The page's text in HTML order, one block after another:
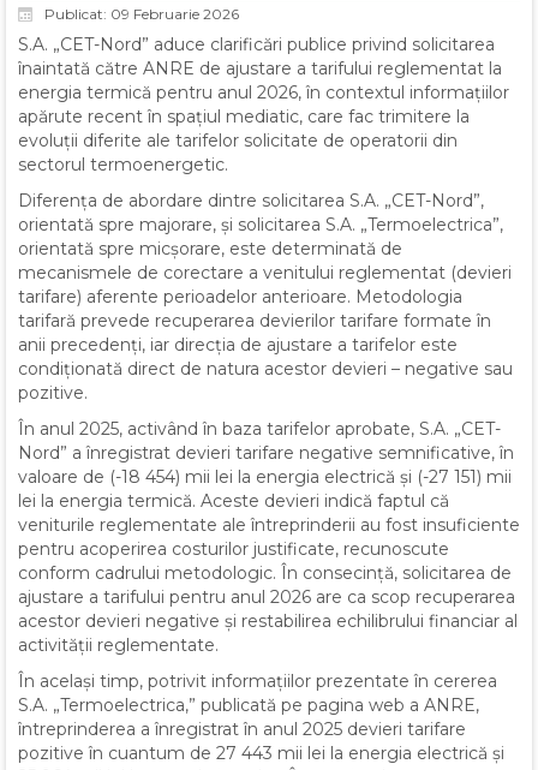
Publicat: 09 Februarie 2026
S.A. „CET-Nord” aduce clarificări publice privind solicitarea
înaintată către ANRE de ajustare a tarifului reglementat la
energia termică pentru anul 2026, în contextul informațiilor
apărute recent în spațiul mediatic, care fac trimitere la
evoluții diferite ale tarifelor solicitate de operatorii din
sectorul termoenergetic.
Diferența de abordare dintre solicitarea S.A. „CET-Nord”,
orientată spre majorare, și solicitarea S.A. „Termoelectrica”,
orientată spre micșorare, este determinată de
mecanismele de corectare a venitului reglementat (devieri
tarifare) aferente perioadelor anterioare. Metodologia
tarifară prevede recuperarea devierilor tarifare formate în
anii precedenți, iar direcția de ajustare a tarifelor este
condiționată direct de natura acestor devieri – negative sau
pozitive.
În anul 2025, activând în baza tarifelor aprobate, S.A. „CET-
Nord” a înregistrat devieri tarifare negative semnificative, în
valoare de (-18 454) mii lei la energia electrică și (-27 151) mii
lei la energia termică. Aceste devieri indică faptul că
veniturile reglementate ale întreprinderii au fost insuficiente
pentru acoperirea costurilor justificate, recunoscute
conform cadrului metodologic. În consecință, solicitarea de
ajustare a tarifului pentru anul 2026 are ca scop recuperarea
acestor devieri negative și restabilirea echilibrului financiar al
activității reglementate.
În același timp, potrivit informațiilor prezentate în cererea
S.A. „Termoelectrica,” publicată pe pagina web a ANRE,
întreprinderea a înregistrat în anul 2025 devieri tarifare
pozitive în cuantum de 27 443 mii lei la energia electrică și